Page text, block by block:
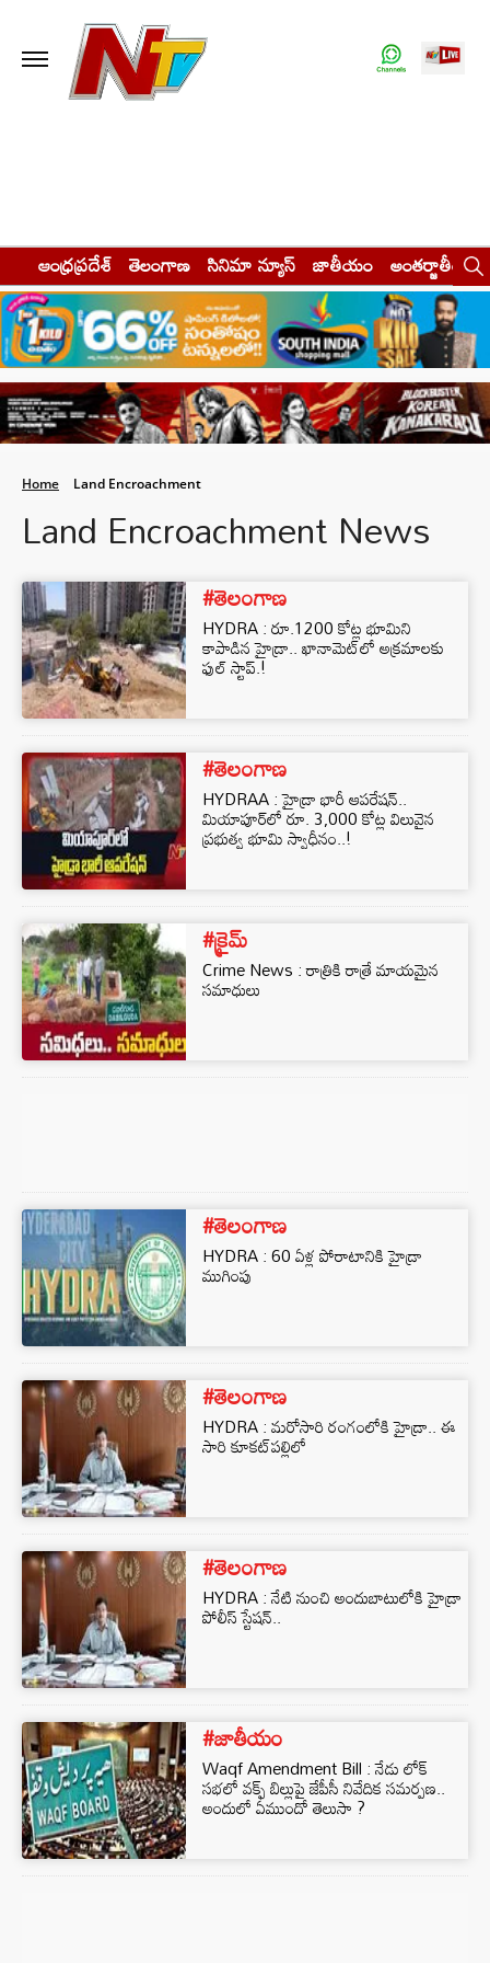
ఆంధ్రప్రదేశ్ తెలంగాణ సినిమా న్యూస్ జాతీయం అంతర్జాతీయం
Home Land Encroachment
Land Encroachment News
#తెలంగాణ
HYDRA : రూ.1200 కోట్ల భూమిని
కాపాడిన హైడ్రా.. ఖానామెట్‌లో అక్రమాలకు
ఫుల్ స్టాప్.!
#తెలంగాణ
HYDRAA : హైడ్రా భారీ ఆపరేషన్..
మియాపూర్‌లో రూ. 3,000 కోట్ల విలువైన
ప్రభుత్వ భూమి స్వాధీనం..!
#క్రైమ్
Crime News : రాత్రికి రాత్రే మాయమైన
సమాధులు
#తెలంగాణ
HYDRA : 60 ఏళ్ల పోరాటానికి హైడ్రా
ముగింపు
#తెలంగాణ
HYDRA : మరోసారి రంగంలోకి హైడ్రా.. ఈ
సారి కూకట్‌పల్లిలో
#తెలంగాణ
HYDRA : నేటి నుంచి అందుబాటులోకి హైడ్రా
పోలీస్ స్టేషన్..
#జాతీయం
Waqf Amendment Bill : నేడు లోక్
సభలో వక్ఫ్ బిల్లుపై జేపీసీ నివేదిక సమర్పణ..
అందులో ఏముందో తెలుసా ?